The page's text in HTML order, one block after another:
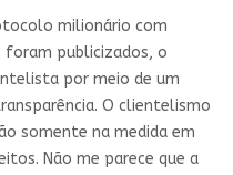
milionário com
foram publicizados, o
por meio de um
O clientelismo
somente na medida em
Não me parece que a